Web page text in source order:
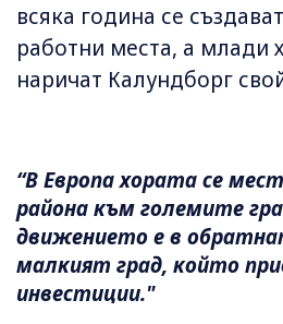
всяка година се
работни места, а млади
наричат Калундборг
“В Европа хората се
района към големите
движението е в
малкият град, който
инвестиции."